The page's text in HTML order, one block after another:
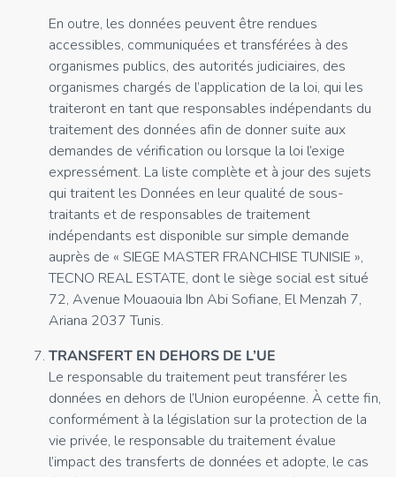
En outre, les données peuvent être rendues
accessibles, communiquées et transférées à des
organismes publics, des autorités judiciaires, des
organismes chargés de l’application de la loi, qui les
traiteront en tant que responsables indépendants du
traitement des données afin de donner suite aux
demandes de vérification ou lorsque la loi l’exige
expressément. La liste complète et à jour des sujets
qui traitent les Données en leur qualité de sous-
traitants et de responsables de traitement
indépendants est disponible sur simple demande
auprès de « SIEGE MASTER FRANCHISE TUNISIE »,
TECNO REAL ESTATE, dont le siège social est situé
72, Avenue Mouaouia Ibn Abi Sofiane, El Menzah 7,
Ariana 2037 Tunis.
TRANSFERT EN DEHORS DE L’UE
Le responsable du traitement peut transférer les
données en dehors de l’Union européenne. À cette fin,
conformément à la législation sur la protection de la
vie privée, le responsable du traitement évalue
l’impact des transferts de données et adopte, le cas